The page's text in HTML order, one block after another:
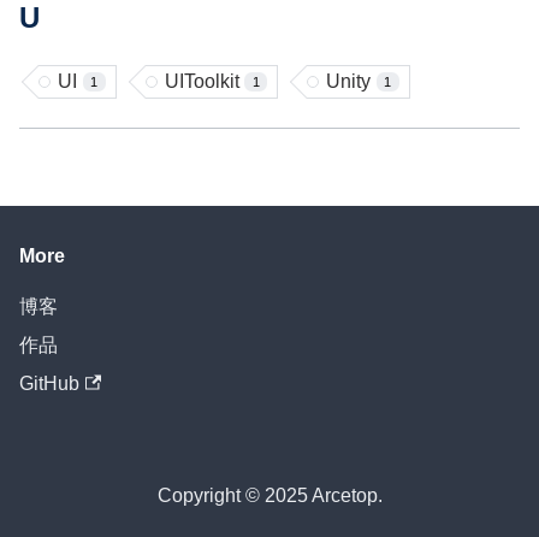
U
UI 1 UIToolkit 1 Unity 1
More
博客
作品
GitHub
Copyright © 2025 Arcetop.